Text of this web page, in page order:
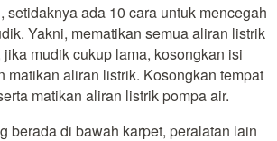
setidaknya ada 10 cara untuk mencegah
Yakni, mematikan semua aliran listrik
mudik cukup lama, kosongkan isi
matikan aliran listrik. Kosongkan tempat
matikan aliran listrik pompa air.
berada di bawah karpet, peralatan lain